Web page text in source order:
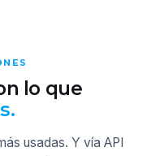
lo que
usadas. Y vía API